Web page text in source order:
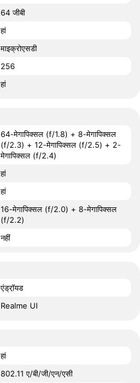
64 जीबी
हां
माइक्रोएसडी
256
हां
64-मेगापिक्सल (f/1.8) + 8-मेगापिक्सल
(f/2.3) + 12-मेगापिक्सल (f/2.5) + 2-
मेगापिक्सल (f/2.4)
हां
हां
16-मेगापिक्सल (f/2.0) + 8-मेगापिक्सल
(f/2.2)
नहीं
एंड्रॉ़यड
Realme UI
हां
802.11 ए/बी/जी/एन/एसी